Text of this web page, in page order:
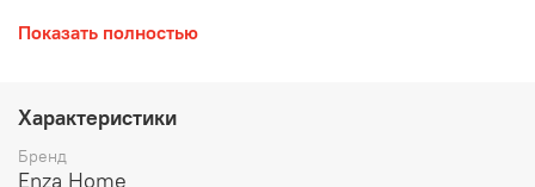
дизайна, добавляет современную элегантность
Ножка из старинного золота, завершающая серию,
стильно обогащает дизайн, а в жилых помещениях она
занимает свое место в качестве впечатляющего
элемента декора.
Показать полностью
Характеристики
Бренд
Enza Home